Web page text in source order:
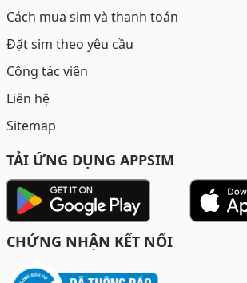
Cách mua sim và thanh toán
Đặt sim theo yêu cầu
Cộng tác viên
Liên hệ
Sitemap
TẢI ỨNG DỤNG APPSIM
CHỨNG NHẬN KẾT NỐI